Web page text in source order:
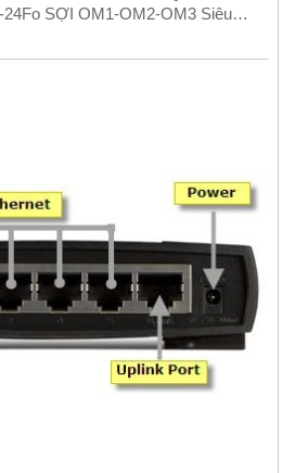
SỢI OM1-OM2-OM3 Siêu